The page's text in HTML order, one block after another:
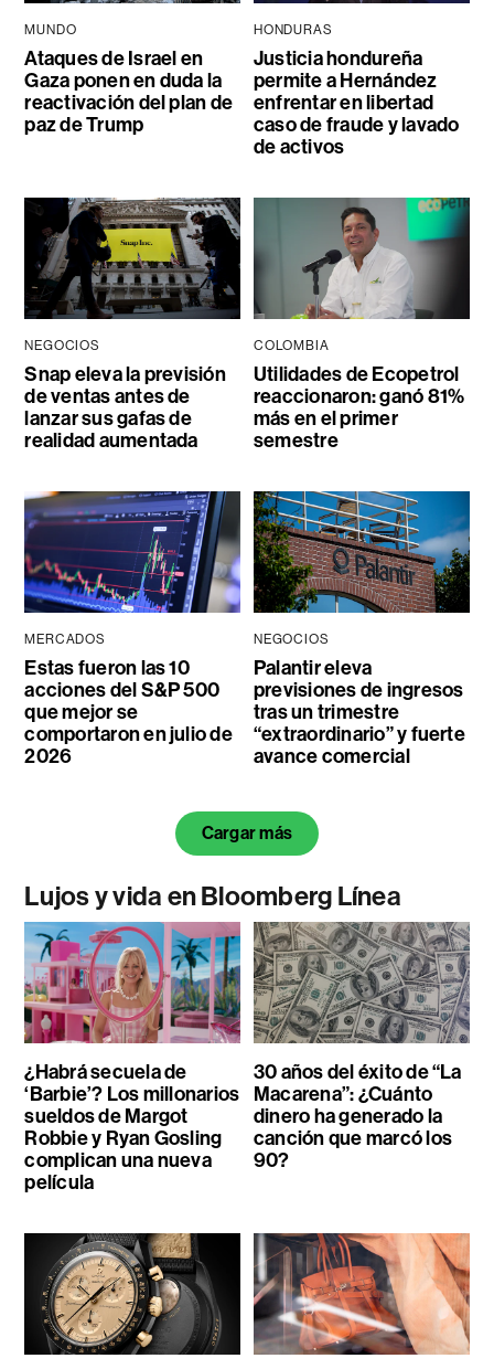
MUNDO
Ataques de Israel en
Gaza ponen en duda la
reactivación del plan de
paz de Trump
HONDURAS
Justicia hondureña
permite a Hernández
enfrentar en libertad
caso de fraude y lavado
de activos
NEGOCIOS
Snap eleva la previsión
de ventas antes de
lanzar sus gafas de
realidad aumentada
COLOMBIA
Utilidades de Ecopetrol
reaccionaron: ganó 81%
más en el primer
semestre
MERCADOS
Estas fueron las 10
acciones del S&P 500
que mejor se
comportaron en julio de
2026
NEGOCIOS
Palantir eleva
previsiones de ingresos
tras un trimestre
“extraordinario” y fuerte
avance comercial
Cargar más
Lujos y vida en Bloomberg Línea
¿Habrá secuela de
‘Barbie’? Los millonarios
sueldos de Margot
Robbie y Ryan Gosling
complican una nueva
película
30 años del éxito de “La
Macarena”: ¿Cuánto
dinero ha generado la
canción que marcó los
90?